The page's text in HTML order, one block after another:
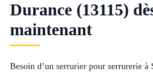
Durance (13115)
maintenant
Besoin d’un serrurier pour serrurerie à